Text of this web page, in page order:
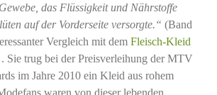
das Flüssigkeit und Nährstoffe
auf der Vorderseite versorgte.“ (Band
Vergleich mit dem Fleisch-Kleid
. Sie trug bei der Preisverleihung der MTV
im Jahre 2010 ein Kleid aus rohem
waren von dieser lebenden